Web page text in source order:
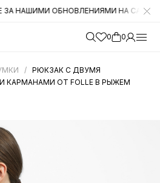
ОБНОВЛЕНИЯМИ НА САЙТЕ. А
0 0
/ РЮКЗАК С ДВУМЯ
ОТ FOLLE В РЫЖЕМ